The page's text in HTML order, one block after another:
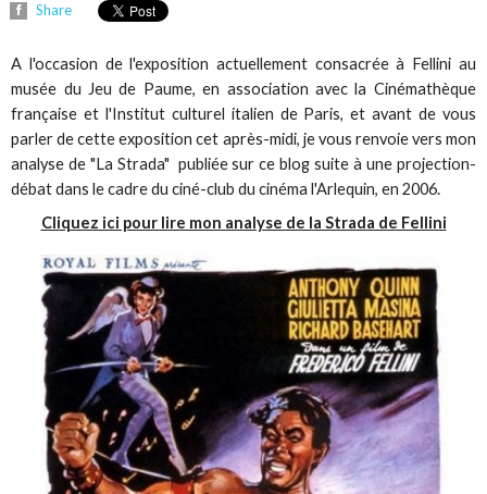
Share
A l'occasion de l'exposition actuellement consacrée à Fellini au
musée du Jeu de Paume, en association avec la Cinémathèque
française et l'Institut culturel italien de Paris, et avant de vous
parler de cette exposition cet après-midi, je vous renvoie vers mon
analyse de "La Strada" publiée sur ce blog suite à une projection-
débat dans le cadre du ciné-club du cinéma l'Arlequin, en 2006.
Cliquez ici pour lire mon analyse de la Strada de Fellini